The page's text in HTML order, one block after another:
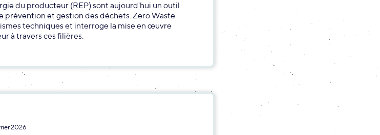
du producteur (REP) sont aujourd'hui un outil
et gestion des déchets. Zero Waste
techniques et interroge la mise en œuvre
à travers ces filières.
2026